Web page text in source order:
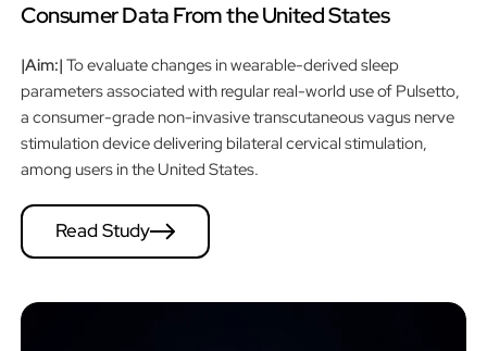
Consumer Data From the United States
|Aim:| To evaluate changes in wearable-derived sleep
parameters associated with regular real-world use of Pulsetto,
a consumer-grade non-invasive transcutaneous vagus nerve
stimulation device delivering bilateral cervical stimulation,
among users in the United States.
Read Study